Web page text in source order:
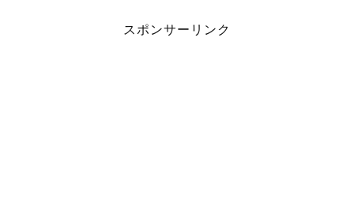
スポンサーリンク